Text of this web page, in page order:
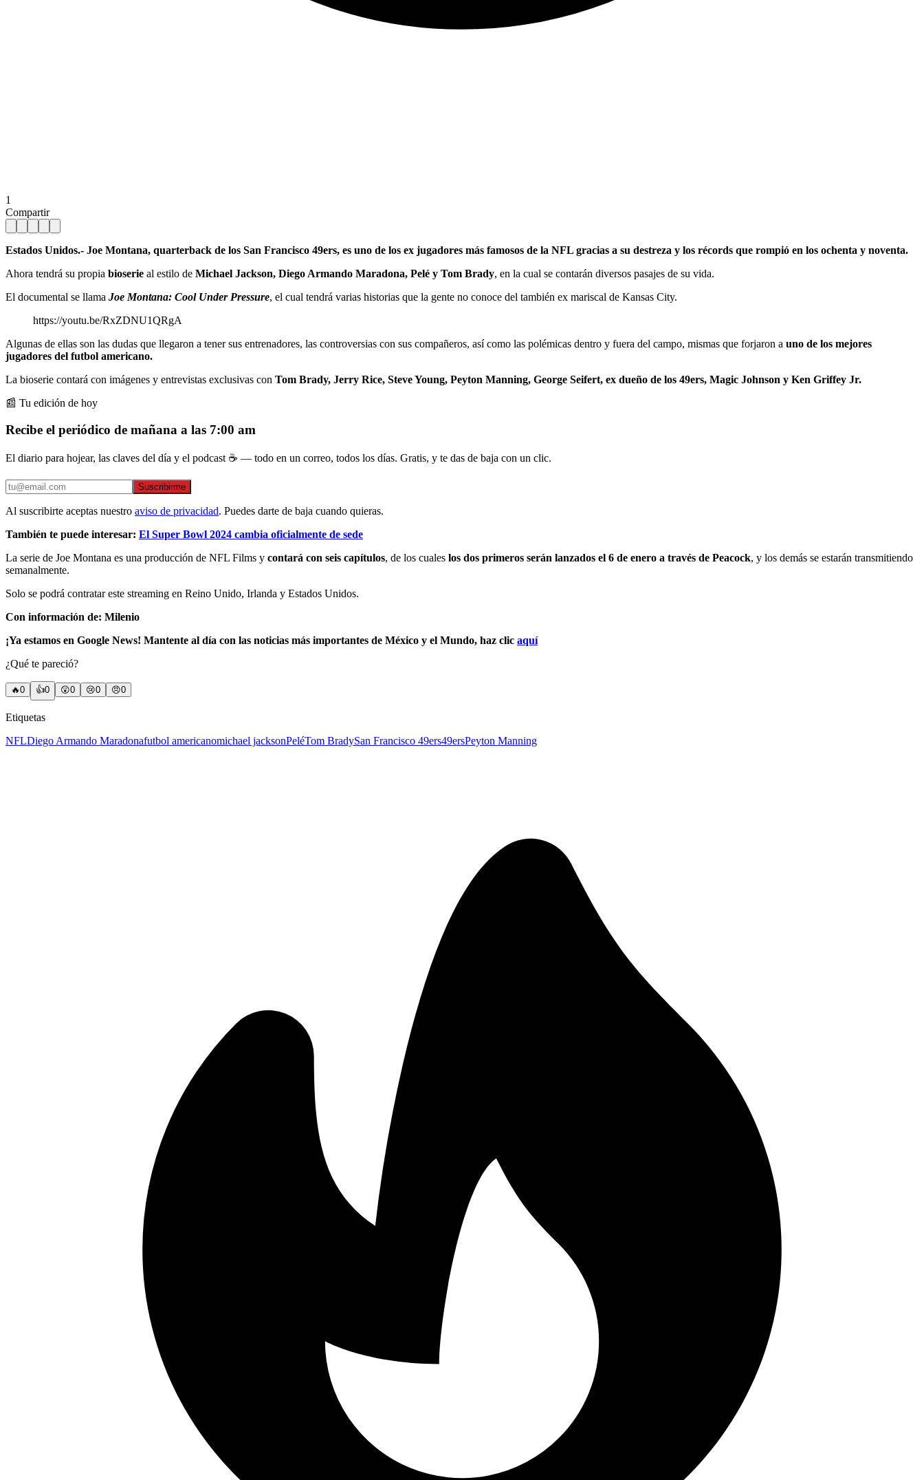
1
Compartir
Estados Unidos.- Joe Montana, quarterback de los San Francisco 49ers, es uno de los ex jugadores más famosos de la NFL gracias a su destreza y los récords que rompió en los ochenta y noventa.
Ahora tendrá su propia bioserie al estilo de Michael Jackson, Diego Armando Maradona, Pelé y Tom Brady, en la cual se contarán diversos pasajes de su vida.
El documental se llama Joe Montana: Cool Under Pressure, el cual tendrá varias historias que la gente no conoce del también ex mariscal de Kansas City.
https://youtu.be/RxZDNU1QRgA
Algunas de ellas son las dudas que llegaron a tener sus entrenadores, las controversias con sus compañeros, así como las polémicas dentro y fuera del campo, mismas que forjaron a uno de los mejores
jugadores del futbol americano.
La bioserie contará con imágenes y entrevistas exclusivas con Tom Brady, Jerry Rice, Steve Young, Peyton Manning, George Seifert, ex dueño de los 49ers, Magic Johnson y Ken Griffey Jr.
📰 Tu edición de hoy
Recibe el periódico de mañana a las 7:00 am
El diario para hojear, las claves del día y el podcast ☕ — todo en un correo, todos los días. Gratis, y te das de baja con un clic.
Suscribirme
Al suscribirte aceptas nuestro aviso de privacidad. Puedes darte de baja cuando quieras.
También te puede interesar: El Super Bowl 2024 cambia oficialmente de sede
La serie de Joe Montana es una producción de NFL Films y contará con seis capítulos, de los cuales los dos primeros serán lanzados el 6 de enero a través de Peacock, y los demás se estarán transmitiendo
semanalmente.
Solo se podrá contratar este streaming en Reino Unido, Irlanda y Estados Unidos.
Con información de: Milenio
¡Ya estamos en Google News! Mantente al día con las noticias más importantes de México y el Mundo, haz clic aquí
¿Qué te pareció?
🔥0 👍0 😲0 😢0 😠0
Etiquetas
NFLDiego Armando Maradonafutbol americanomichael jacksonPeléTom BradySan Francisco 49ers49ersPeyton Manning